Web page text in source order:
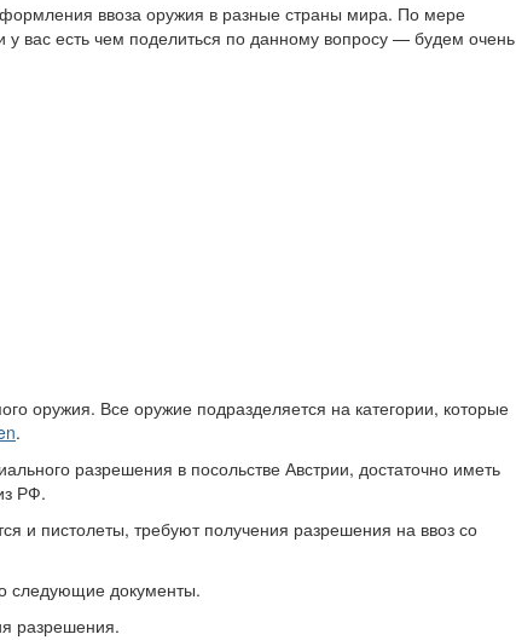
ввоза оружия в разные страны мира. По мере
вас есть чем поделиться по данному вопросу — будем очень
оружия. Все оружие подразделяется на категории, которые
.
разрешения в посольстве Австрии, достаточно иметь
РФ.
и пистолеты, требуют получения разрешения на ввоз со
следующие документы.
разрешения.